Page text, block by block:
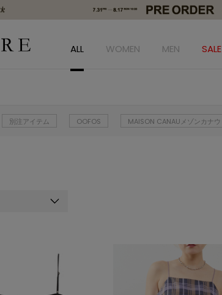
ALL WOMEN MEN SALE
別注アイテム OOFOS MAISON CANAUメゾンカナウ